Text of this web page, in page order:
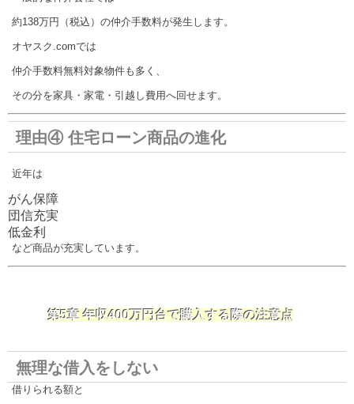
約138万円（税込）の仲介手数料が発生します。
オヤスク.comでは
仲介手数料無料対象物件も多く、
その分を家具・家電・引越し費用へ回せます。
理由④ 住宅ローン商品の進化
近年は
がん保障
団信充実
低金利
など商品が充実しています。
第5章 年収400万円台で購入する際の注意点
無理な借入をしない
借りられる額と